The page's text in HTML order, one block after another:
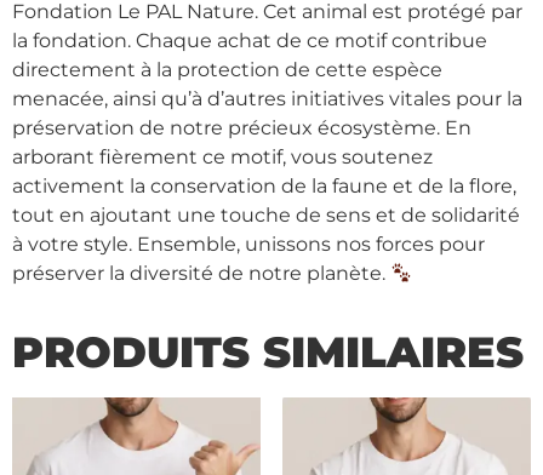
Fondation Le PAL Nature. Cet animal est protégé par
la fondation. Chaque achat de ce motif contribue
directement à la protection de cette espèce
menacée, ainsi qu’à d’autres initiatives vitales pour la
préservation de notre précieux écosystème. En
arborant fièrement ce motif, vous soutenez
activement la conservation de la faune et de la flore,
tout en ajoutant une touche de sens et de solidarité
à votre style. Ensemble, unissons nos forces pour
préserver la diversité de notre planète.
PRODUITS SIMILAIRES